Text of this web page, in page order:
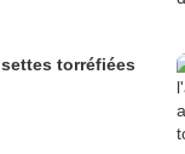
torréfiées